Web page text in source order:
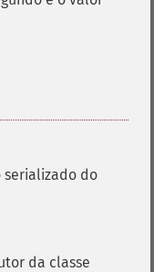
serializado do
da classe